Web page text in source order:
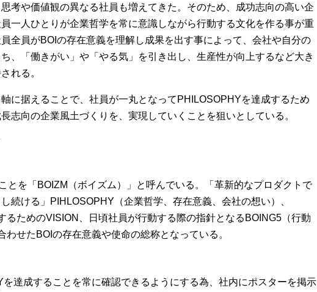
考や価値観の異なる社員も増えてきた。そのため、成功志向の高い企
一人ひとりが企業哲学を常に意識しながら行動する文化を作る事が重
全員がBOIの存在意義を理解し成果を出す事によって、会社や自分の
、「働きがい」や「やる気」を引き出し、生産性が向上するなど大き
れる。
に据えることで、社員が一丸となってPHILOSOPHYを達成するため
志向の企業風土づくりを、実現していくことを狙いとしている。
とを「BOIZM（ボイズム）」と呼んでいる。「革新的なプロダクトで
続ける」PIHLOSOPHY（企業哲学、存在意義、会社の想い）、
るためのVISION、日頃社員が行動する際の指針となるBOING5（行動
わせたBOIの存在意義や使命の総称となっている。
を達成することを常に確認できるようにする為、社内にポスターを掲示